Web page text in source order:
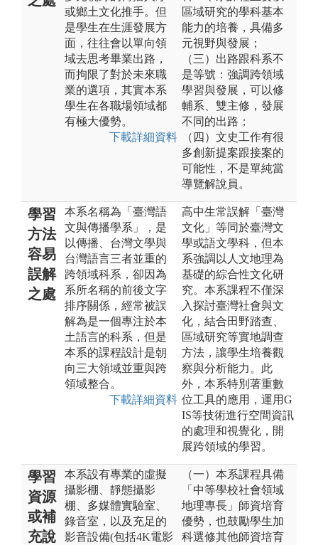
或鄉土文化推手。但
是學生在生涯發展方
面，往往會以單向領
域去思考畢業出路，
而拘限了對於未來職
業的選項，其實本系
學生在各職場領域都
有極大優勢。
下載詳細資料
區域研究的學科基本
能力的培養，具備多
元視野與發展；
（三）出路跟科系不
是等號：強調跨領域
學習與發展，可以修
輔系、雙主修，發展
不同的出路；
（四）文史工作有很
多創新提案跟接案的
可能性，不是單純當
導覽解說員。
學習
方法
容易
誤解
之處
本系名稱為「臺灣語
文與傳播學系」，是
以傳播、台灣文學與
台灣語言三者並重的
跨領域科系，卻因為
系所名稱的前後文字
排序關係，經常被誤
解為是一個專注於本
土語言的科系，但是
本系的課程設計是朝
向三大領域並重與跨
領域整合。
下載詳細資料
高中生常誤解「臺灣
文化」等同於臺灣文
學或語文學科，但本
系強調以人文地理為
基礎的綜合性文化研
究。本系課程不僅深
入探討臺灣社會與文
化，結合田野踏查、
區域研究等實地調查
方法，讓學生培養觀
察與分析能力。此
外，本系特別著重數
位工具的應用，運用G
IS等技術進行空間資訊
的處理和視覺化，開
展跨領域的學習。
學習
資源
或補
充說
本系設有專業的虛擬
攝影棚、靜態攝影
棚、多媒體實驗室、
錄音室，以及充足的
影音設備(包括4K電影
（一）本系課程具備
「中等學校社會領域
地理專長」師資培育
優勢，也鼓勵學生加
科選修其他師資培育